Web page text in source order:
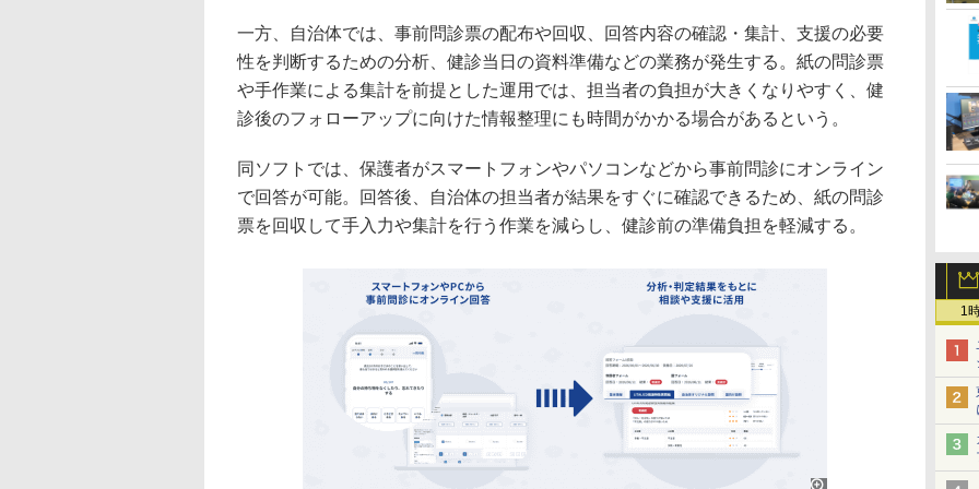
1
一方、自治体では、事前問診票の配布や回収、回答内容の確認・集計、支援の必要
性を判断するための分析、健診当日の資料準備などの業務が発生する。紙の問診票
や手作業による集計を前提とした運用では、担当者の負担が大きくなりやすく、健
診後のフォローアップに向けた情報整理にも時間がかかる場合があるという。
同ソフトでは、保護者がスマートフォンやパソコンなどから事前問診にオンライン
で回答が可能。回答後、自治体の担当者が結果をすぐに確認できるため、紙の問診
票を回収して手入力や集計を行う作業を減らし、健診前の準備負担を軽減する。